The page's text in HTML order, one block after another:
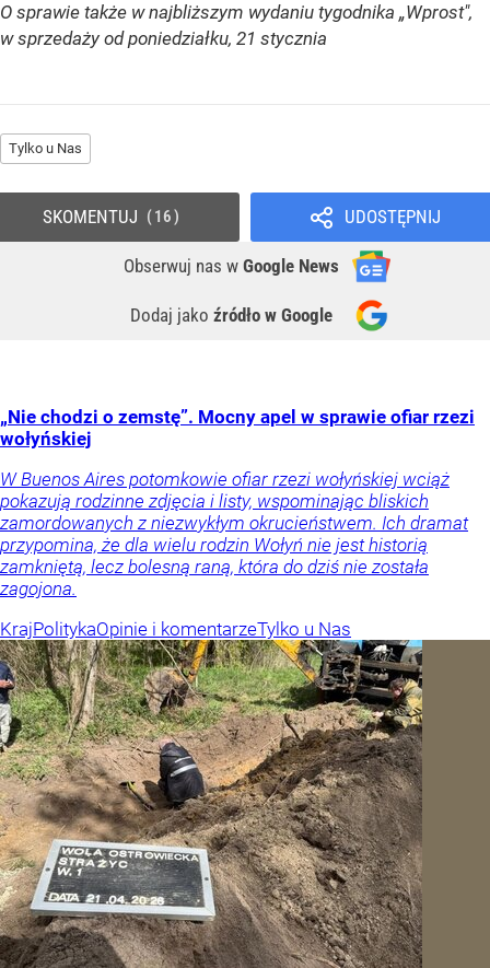
O sprawie także w najbliższym wydaniu tygodnika „Wprost",
w sprzedaży od poniedziałku, 21 stycznia
Tylko u Nas
UDOSTĘPNIJ
Obserwuj nas w Google News
Dodaj jako źródło w Google
SKOMENTUJ 16
„Nie chodzi o zemstę”. Mocny apel w sprawie ofiar rzezi
wołyńskiej
W Buenos Aires potomkowie ofiar rzezi wołyńskiej wciąż
pokazują rodzinne zdjęcia i listy, wspominając bliskich
zamordowanych z niezwykłym okrucieństwem. Ich dramat
przypomina, że dla wielu rodzin Wołyń nie jest historią
zamkniętą, lecz bolesną raną, która do dziś nie została
zagojona.
KrajPolitykaOpinie i komentarzeTylko u Nas